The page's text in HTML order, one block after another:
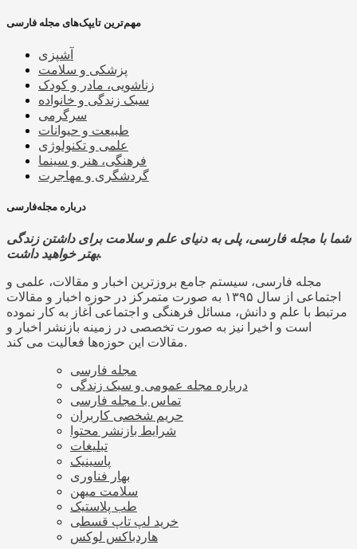
مهم‌ترین تایپک‌های مجله فارسی
آشپزی
پزشکی و سلامت
زناشویی، مادر و کودک
سبک زندگی و خانواده
سرگرمی
طبیعت و حیوانات
علمی و تکنولوژی
فرهنگی، هنر و سینما
گردشگری و مهاجرت
درباره مجله‌فارسی
شما با مجله فارسی، پلی به دنیای علم و سلامت برای داشتن زندگی
بهتر خواهید داشت.
مجله فارسی، سیستم جامع بروزترین اخبار و مقالات، علمی و
اجتماعی از سال ۱۳۹۵ به صورت متمرکز در حوزه اخبار و مقالات
مرتبط با علم و دانش، مسائل فرهنگی و اجتماعی آغاز به کار نموده
است و اخیرا نیز به صورت تخصصی در زمینه بازنشر اخبار و
مقالات این حوزه‌ها فعالیت می کند.
مجله فارسی
درباره مجله عمومی و سبک زندگی
تماس با مجله فارسی
حریم شخصی کاربران
شرایط بازنشر محتوا
تبلیغات
پاسینیک
بهار فناوری
سلامت میهن
طب پلاستیک
خرید لپ تاپ قسطی
هاردباکس لوکس